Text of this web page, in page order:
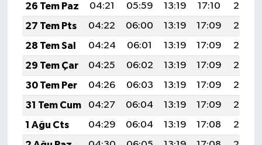
26 Tem Paz
04:21 05:59 13:19 17:10
20:29
27 Tem Pts
04:22 06:00 13:19 17:09
20:28
28 Tem Sal
04:24 06:01 13:19 17:09
20:28
29 Tem Çar
04:25 06:02 13:19 17:09
20:27
30 Tem Per
04:26 06:03 13:19 17:09
20:26
31 Tem Cum
04:27 06:04 13:19 17:09
20:25
1 Ağu Cts
04:29 06:04 13:19 17:08
20:24